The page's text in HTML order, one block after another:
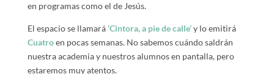
en programas como el de Jesús.
El espacio se llamará‘Cintora, a pie de calle’y lo emitirá
Cuatroen pocas semanas. No sabemos cuándo saldrán
nuestra academia y nuestros alumnos en pantalla, pero
estaremos muy atentos.